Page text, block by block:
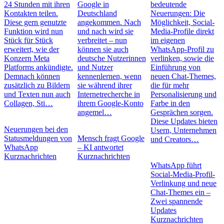
24 Stunden mit ihren
Kontakten teilen.
Diese gern genutzte
Funktion wird nun
Stück für Stück
erweitert, wie der
Konzern Meta
Platforms ankündigte.
Demnach können
zusätzlich zu Bildern
und Texten nun auch
Collagen, Sti…
Neuerungen bei den
Statusmeldungen von
WhatsApp
Kurznachrichten
Google in
Deutschland
angekommen. Nach
und nach wird sie
verbreitet – nun
können sie auch
deutsche Nutzerinnen
und Nutzer
kennenlernen, wenn
sie während ihrer
Internetrecherche in
ihrem Google-Konto
angemel…
Mensch fragt Google
– KI antwortet
Kurznachrichten
bedeutende
Neuerungen: Die
Möglichkeit, Social-
Media-Profile direkt
im eigenen
WhatsApp-Profil zu
verlinken, sowie die
Einführung von
neuen Chat-Themes,
die für mehr
Personalisierung und
Farbe in den
Gesprächen sorgen.
Diese Updates bieten
Usern, Unternehmen
und Creators…
WhatsApp führt
Social-Media-Profil-
Verlinkung und neue
Chat-Themes ein –
Zwei spannende
Updates
Kurznachrichten